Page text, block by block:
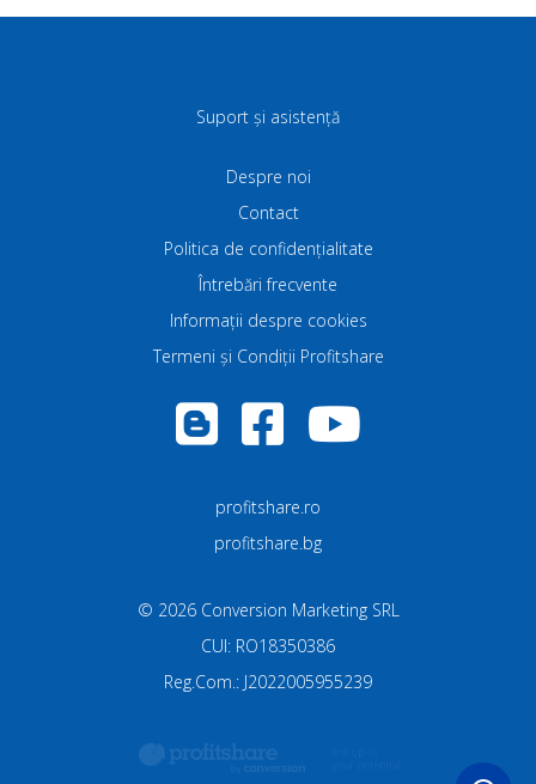
Suport și asistență
Despre noi
Contact
Politica de confidenţialitate
Întrebări frecvente
Informații despre cookies
Termeni și Condiții Profitshare
profitshare.ro
profitshare.bg
© 2026 Conversion Marketing SRL
CUI: RO18350386
Reg.Com.: J2022005955239